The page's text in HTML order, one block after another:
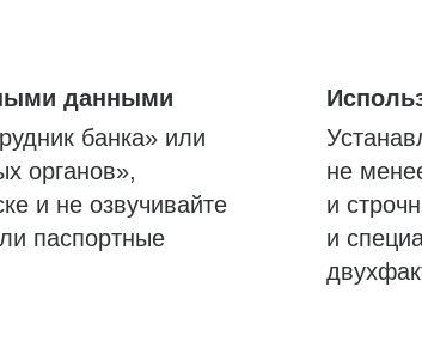
данными
банка» или
органов»,
и не озвучивайте
паспортные
не
и
и